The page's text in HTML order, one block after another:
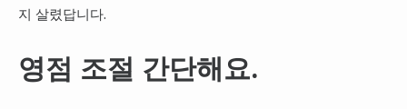
지 살렸답니다.
영점 조절 간단해요.